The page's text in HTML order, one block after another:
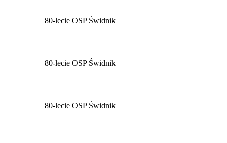
80-lecie OSP Świdnik
80-lecie OSP Świdnik
80-lecie OSP Świdnik